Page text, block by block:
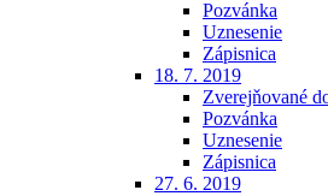
Pozvánka
Uznesenie
Zápisnica
18. 7. 2019
Zverejňované
Pozvánka
Uznesenie
Zápisnica
27. 6. 2019